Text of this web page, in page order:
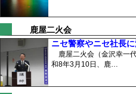
鹿屋二火会
ニセ警察やニセ社長
鹿屋二火会（金沢幸一
和8年3月10日、鹿…